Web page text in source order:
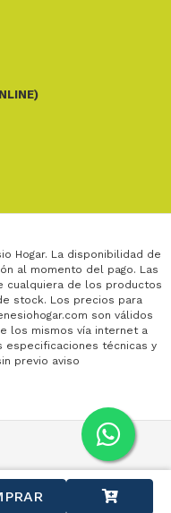
Hogar. La disponibilidad de
al momento del pago. Las
cualquiera de los productos
stock. Los precios para
son válidos
los mismos vía internet a
especificaciones técnicas y
previo aviso